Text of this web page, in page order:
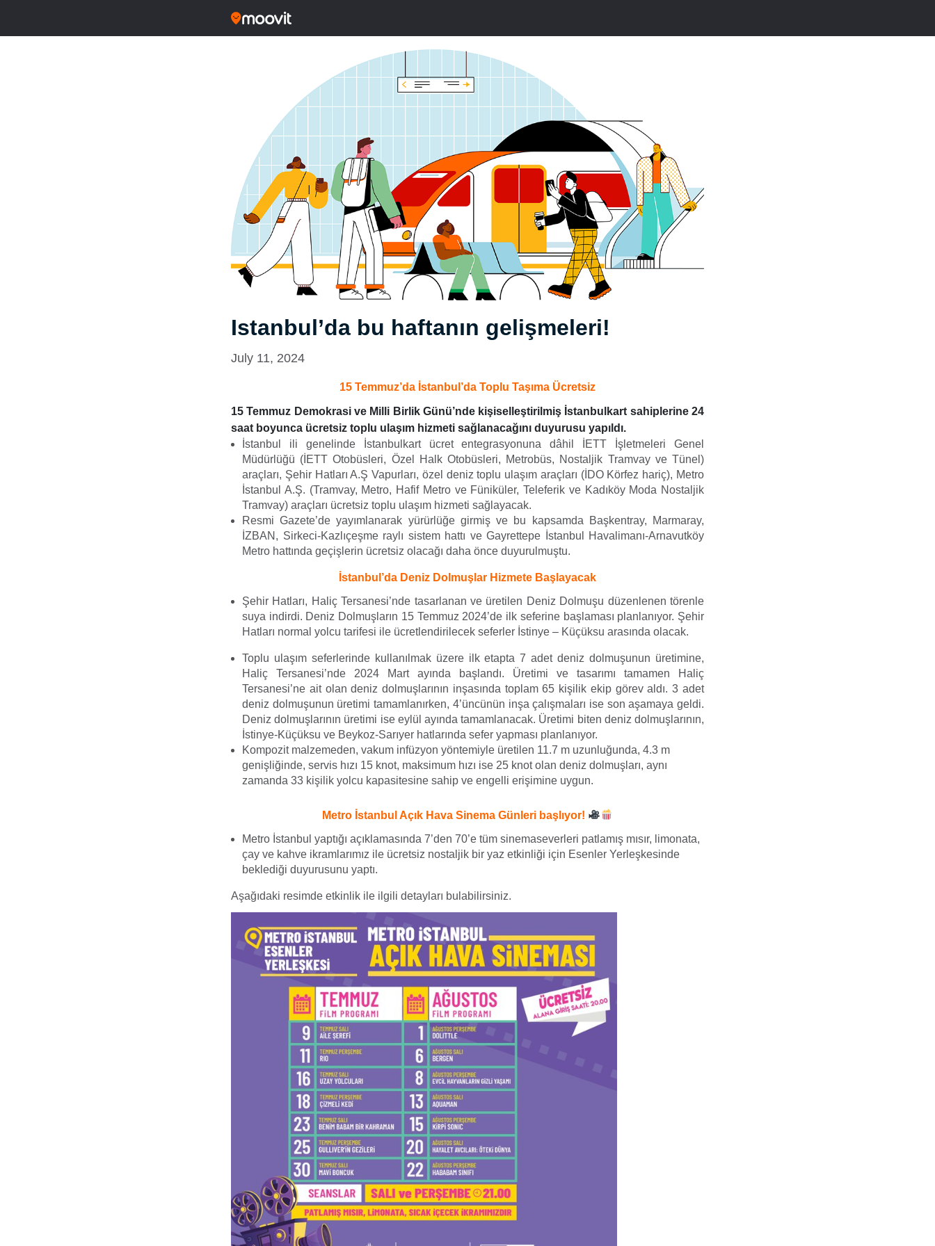
Istanbul’da bu haftanın gelişmeleri!
July 11, 2024
15 Temmuz’da İstanbul’da Toplu Taşıma Ücretsiz
15 Temmuz Demokrasi ve Milli Birlik Günü’nde kişiselleştirilmiş İstanbulkart sahiplerine 24
saat boyunca ücretsiz toplu ulaşım hizmeti sağlanacağını duyurusu yapıldı.
İstanbul ili genelinde İstanbulkart ücret entegrasyonuna dâhil İETT İşletmeleri Genel
Müdürlüğü (İETT Otobüsleri, Özel Halk Otobüsleri, Metrobüs, Nostaljik Tramvay ve Tünel)
araçları, Şehir Hatları A.Ş Vapurları, özel deniz toplu ulaşım araçları (İDO Körfez hariç), Metro
İstanbul A.Ş. (Tramvay, Metro, Hafif Metro ve Füniküler, Teleferik ve Kadıköy Moda Nostaljik
Tramvay) araçları ücretsiz toplu ulaşım hizmeti sağlayacak.
Resmi Gazete’de yayımlanarak yürürlüğe girmiş ve bu kapsamda Başkentray, Marmaray,
İZBAN, Sirkeci-Kazlıçeşme raylı sistem hattı ve Gayrettepe İstanbul Havalimanı-Arnavutköy
Metro hattında geçişlerin ücretsiz olacağı daha önce duyurulmuştu.
İstanbul’da Deniz Dolmuşlar Hizmete Başlayacak
Şehir Hatları, Haliç Tersanesi’nde tasarlanan ve üretilen Deniz Dolmuşu düzenlenen törenle
suya indirdi. Deniz Dolmuşların 15 Temmuz 2024’de ilk seferine başlaması planlanıyor. Şehir
Hatları normal yolcu tarifesi ile ücretlendirilecek seferler İstinye – Küçüksu arasında olacak.
Toplu ulaşım seferlerinde kullanılmak üzere ilk etapta 7 adet deniz dolmuşunun üretimine,
Haliç Tersanesi’nde 2024 Mart ayında başlandı. Üretimi ve tasarımı tamamen Haliç
Tersanesi’ne ait olan deniz dolmuşlarının inşasında toplam 65 kişilik ekip görev aldı. 3 adet
deniz dolmuşunun üretimi tamamlanırken, 4’üncünün inşa çalışmaları ise son aşamaya geldi.
Deniz dolmuşlarının üretimi ise eylül ayında tamamlanacak. Üretimi biten deniz dolmuşlarının,
İstinye-Küçüksu ve Beykoz-Sarıyer hatlarında sefer yapması planlanıyor.
Kompozit malzemeden, vakum infüzyon yöntemiyle üretilen 11.7 m uzunluğunda, 4.3 m
genişliğinde, servis hızı 15 knot, maksimum hızı ise 25 knot olan deniz dolmuşları, aynı
zamanda 33 kişilik yolcu kapasitesine sahip ve engelli erişimine uygun.
Metro İstanbul Açık Hava Sinema Günleri başlıyor!
Metro İstanbul yaptığı açıklamasında 7’den 70’e tüm sinemaseverleri patlamış mısır, limonata,
çay ve kahve ikramlarımız ile ücretsiz nostaljik bir yaz etkinliği için Esenler Yerleşkesinde
beklediği duyurusunu yaptı.
Aşağıdaki resimde etkinlik ile ilgili detayları bulabilirsiniz.